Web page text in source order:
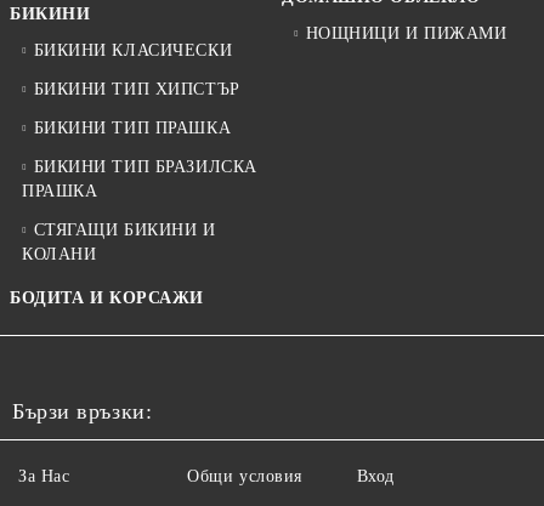
БИКИНИ
БИКИНИ КЛАСИЧЕСКИ
БИКИНИ ТИП ХИПСТЪР
БИКИНИ ТИП ПРАШКА
БИКИНИ ТИП БРАЗИЛСКА
ПРАШКА
СТЯГАЩИ БИКИНИ И
КОЛАНИ
БОДИТА И КОРСАЖИ
НОЩНИЦИ И ПИЖАМИ
Бързи връзки:
За Нас Общи условия Вход